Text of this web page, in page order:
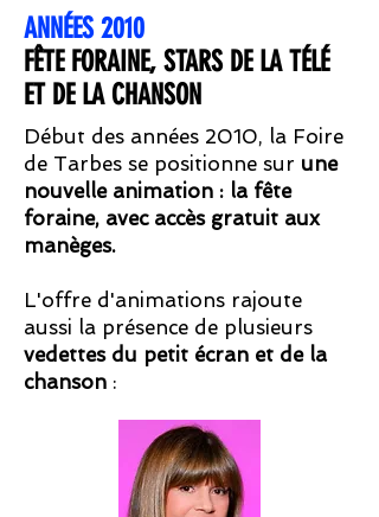
ANNÉES 2010
FÊTE FORAINE, STARS DE LA TÉLÉ
ET DE LA CHANSON
Début des années 2010, la Foire
de Tarbes se positionne sur une
nouvelle animation : la fête
foraine, avec accès gratuit aux
manèges.
L'offre d'animations rajoute
aussi la présence de plusieurs
vedettes du petit écran et de la
chanson :